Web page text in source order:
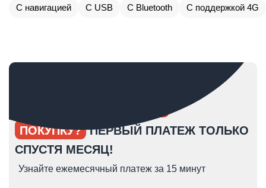
С навигацией С USB С Bluetooth С поддержкой 4G
ПОКУПКУ? ПЕРВЫЙ ПЛАТЕЖ ТОЛЬКО
СПУСТЯ МЕСЯЦ!
Узнайте ежемесячный платеж за 15 минут